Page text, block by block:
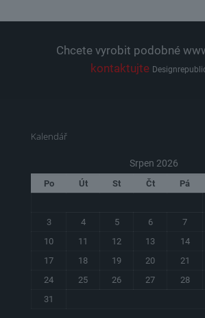
Chcete vyrobit podobné
kontaktujte
Kalendář
Srpen 2026
Po Út St Čt Pá
3
4 5 6 7
10
11 12 13 14
17
18 19 20 21
24
25 26 27 28
31